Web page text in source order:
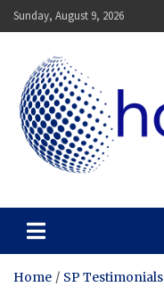
Skip
to
Sunday, August 9, 2026
Homecrx
Home SP Testimonials